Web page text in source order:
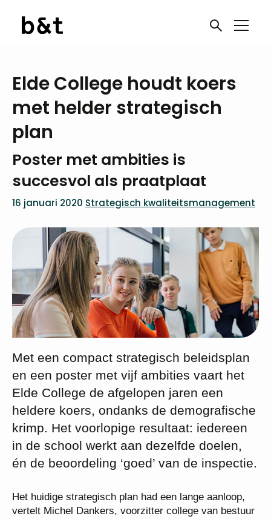
Elde College houdt koers
met helder strategisch
plan
Poster met ambities is
succesvol als praatplaat
16 januari 2020 Strategisch kwaliteitsmanagement
Met een compact strategisch beleidsplan
en een poster met vijf ambities vaart het
Elde College de afgelopen jaren een
heldere koers, ondanks de demografische
krimp. Het voorlopige resultaat: iedereen
in de school werkt aan dezelfde doelen,
én de beoordeling ‘goed’ van de inspectie.
Het huidige strategisch plan had een lange aanloop,
vertelt Michel Dankers, voorzitter college van bestuur